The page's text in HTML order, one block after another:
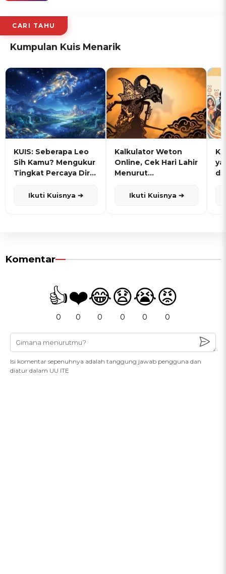
CARI TAHU
Kumpulan Kuis Menarik
KUIS: Seberapa Leo
Sih Kamu? Mengukur
Tingkat Percaya Diri
Ikuti Kuisnya ➔
Kalkulator Weton
Online, Cek Hari Lahir
Menurut
Ikuti Kuisnya ➔
Komentar
👍
0
❤️
0
😂
0
😧
0
😭
0
😡
0
Isi komentar sepenuhnya adalah tanggung jawab pengguna dan
diatur dalam UU ITE